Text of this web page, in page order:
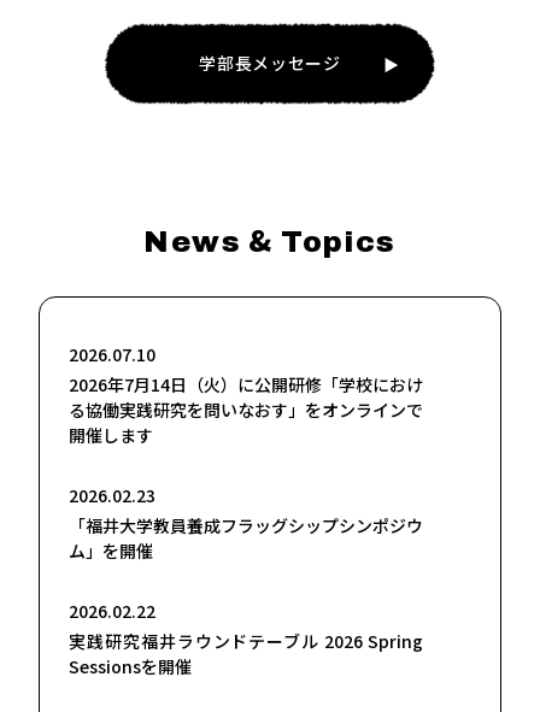
学部長メッセージ
News & Topics
2026.07.10
2026年7月14日（火）に公開研修「学校におけ
る協働実践研究を問いなおす」をオンラインで
開催します
2026.02.23
「福井大学教員養成フラッグシップシンポジウ
ム」を開催
2026.02.22
実践研究福井ラウンドテーブル 2026 Spring
Sessionsを開催